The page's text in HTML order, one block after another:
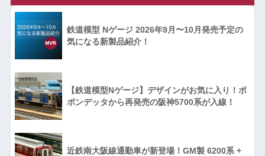
鉄道模型 Nゲージ 2026年9月〜10月発売予定の
気になる新製品紹介！
【鉄道模型Nゲージ】デザインがお気に入り！ポ
ポンデッタから再発売の阪神5700系が入線！
近鉄南大阪線通勤車が新登場！GM製 6200系 +